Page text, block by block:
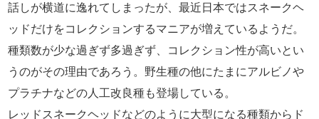
話しが横道に逸れてしまったが、最近日本ではスネークヘ
ッドだけをコレクションするマニアが増えているようだ。
種類数が少な過ぎず多過ぎず、コレクション性が高いとい
うのがその理由であろう。野生種の他にたまにアルビノや
プラチナなどの人工改良種も登場している。
レッドスネークヘッドなどのように大型になる種類からド